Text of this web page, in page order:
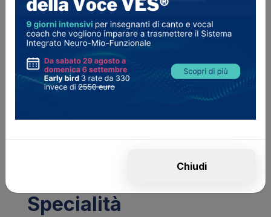
Ho cantato e scritto pezzi dal 2011 al 2017 in
formazioni pop e prog, mi sono esibita nei
locali della provincia di Bergamo, ho inciso con
i Boogie Spiders nella prima versione
dell’album “Thanks a Lot!” il singolo “Mojo
Annah”.
sentirsi a casa nella propria voce per poter
Specialità
Chiudi